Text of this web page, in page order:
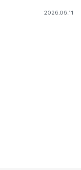
2026.06.11